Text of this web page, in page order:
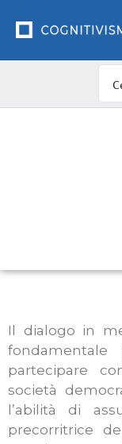
Il dialogo in
partecipare
società
l’abilità di
precorritrice